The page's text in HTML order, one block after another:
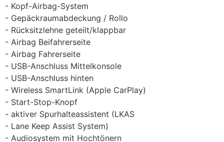
Kopf-Airbag-System
Gepäckraumabdeckung / Rollo
Rücksitzlehne geteilt/klappbar
Airbag Beifahrerseite
Airbag Fahrerseite
USB-Anschluss Mittelkonsole
USB-Anschluss hinten
Wireless SmartLink (Apple CarPlay)
Start-Stop-Knopf
aktiver Spurhalteassistent (LKAS
Lane Keep Assist System)
Audiosystem mit Hochtönern